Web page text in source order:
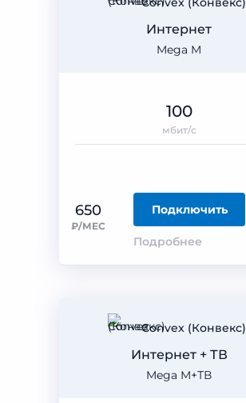
Mega M
Интернет
650
₽/МЕС
Подключить
Подробнее
100
мбит/с
Convex (Конвекс)
Mega M+ТВ
Интернет + ТВ